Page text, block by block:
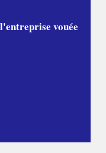
vouée